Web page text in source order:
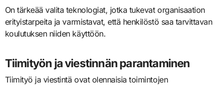
On tärkeää valita teknologiat, jotka tukevat organisaation
erityistarpeita ja varmistavat, että henkilöstö saa tarvittavan
koulutuksen niiden käyttöön.
Tiimityön ja viestinnän parantaminen
Tiimityö ja viestintä ovat olennaisia toimintojen